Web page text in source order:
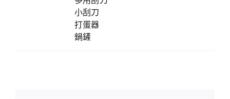
小刮刀
打蛋器
鍋鏟